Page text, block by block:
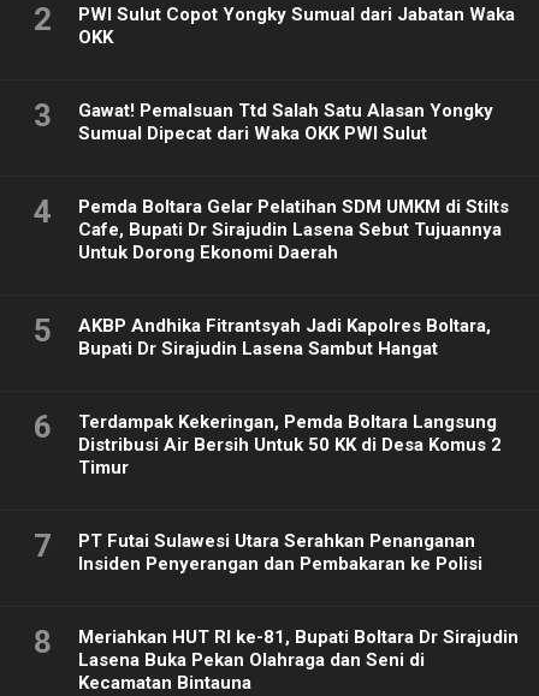
2
PWI Sulut Copot Yongky Sumual dari Jabatan Waka
OKK
3
Gawat! Pemalsuan Ttd Salah Satu Alasan Yongky
Sumual Dipecat dari Waka OKK PWI Sulut
4
Pemda Boltara Gelar Pelatihan SDM UMKM di Stilts
Cafe, Bupati Dr Sirajudin Lasena Sebut Tujuannya
Untuk Dorong Ekonomi Daerah
5
AKBP Andhika Fitrantsyah Jadi Kapolres Boltara,
Bupati Dr Sirajudin Lasena Sambut Hangat
6
Terdampak Kekeringan, Pemda Boltara Langsung
Distribusi Air Bersih Untuk 50 KK di Desa Komus 2
Timur
7
PT Futai Sulawesi Utara Serahkan Penanganan
Insiden Penyerangan dan Pembakaran ke Polisi
8
Meriahkan HUT RI ke-81, Bupati Boltara Dr Sirajudin
Lasena Buka Pekan Olahraga dan Seni di
Kecamatan Bintauna